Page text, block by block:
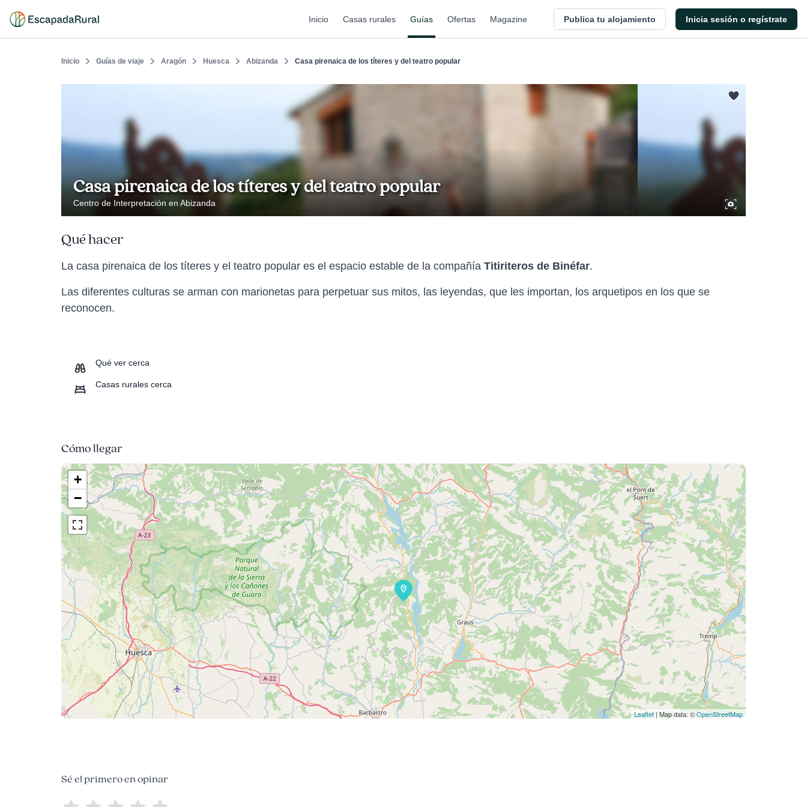
Inicio Casas rurales Guías Ofertas Magazine Publica tu alojamiento Inicia sesión o regístrate
Inicio Guías de viaje Aragón Huesca Abizanda Casa pirenaica de los títeres y del teatro popular
Casa pirenaica de los títeres y del teatro popular
Centro de Interpretación en Abizanda
Qué hacer
La casa pirenaica de los títeres y el teatro popular es el espacio estable de la compañía Titiriteros de Binéfar.
Las diferentes culturas se arman con marionetas para perpetuar sus mitos, las leyendas, que les importan, los arquetipos en los que se
reconocen.
Qué ver cerca
Casas rurales cerca
Cómo llegar
+
−
Leaflet | Map data: ©OpenStreetMap
Sé el primero en opinar